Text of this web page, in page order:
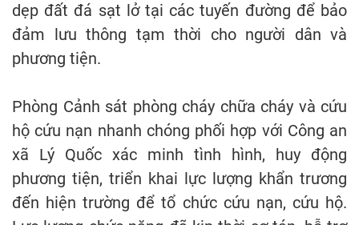
dẹp đất đá sạt lở tại các tuyến đường để bảo
đảm lưu thông tạm thời cho người dân và
phương tiện.
Phòng Cảnh sát phòng cháy chữa cháy và cứu
hộ cứu nạn nhanh chóng phối hợp với Công an
xã Lý Quốc xác minh tình hình, huy động
phương tiện, triển khai lực lượng khẩn trương
đến hiện trường để tổ chức cứu nạn, cứu hộ.